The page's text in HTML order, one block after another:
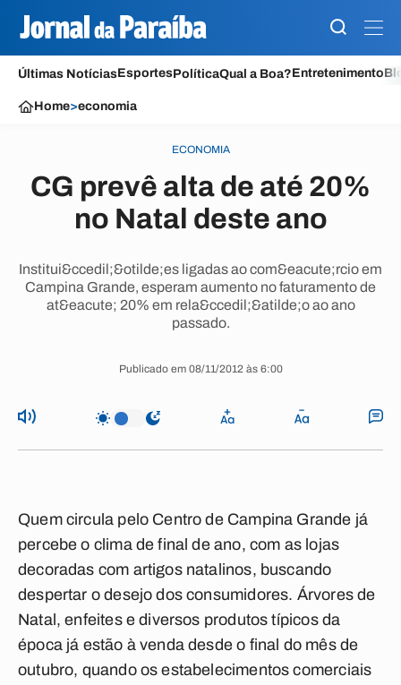
Últimas NotíciasEsportesPolíticaQual a Boa?Entretenimento
Home>economia
ECONOMIA
CG prevê alta de até 20%
no Natal deste ano
Institui&ccedil;&otilde;es ligadas ao com&eacute;rcio em
Campina Grande, esperam aumento no faturamento de
at&eacute; 20% em rela&ccedil;&atilde;o ao ano
passado.
Publicado em 08/11/2012 às 6:00
Quem circula pelo Centro de Campina Grande já
percebe o clima de final de ano, com as lojas
decoradas com artigos natalinos, buscando
despertar o desejo dos consumidores. Árvores de
Natal, enfeites e diversos produtos típicos da
época já estão à venda desde o final do mês de
outubro, quando os estabelecimentos comerciais